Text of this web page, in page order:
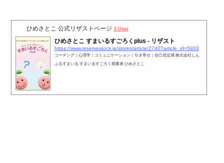
ひめさとこ 公式リザストページ 1 User
ひめさとこ すまいるすごろくplus - リザスト
https://www.reservestock.jp/stores/article/2740?article_id=5933
コーチング｜心理学｜コミュニケーション｜引き寄せ｜自己肯定感 株式会社しん
ぷるすまいる すまいるすごろく発案者 ひめさとこ